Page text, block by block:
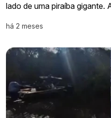
lado de uma piraíba gigante.
há 2 meses